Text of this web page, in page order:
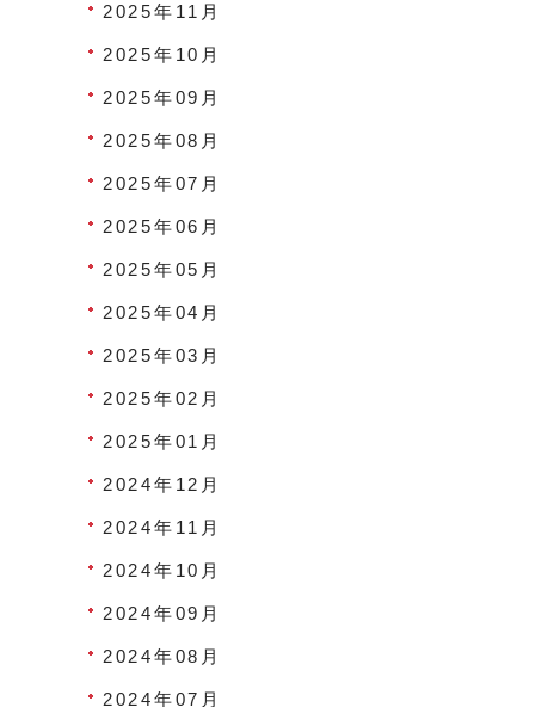
2025年11月
2025年10月
2025年09月
2025年08月
2025年07月
2025年06月
2025年05月
2025年04月
2025年03月
2025年02月
2025年01月
2024年12月
2024年11月
2024年10月
2024年09月
2024年08月
2024年07月